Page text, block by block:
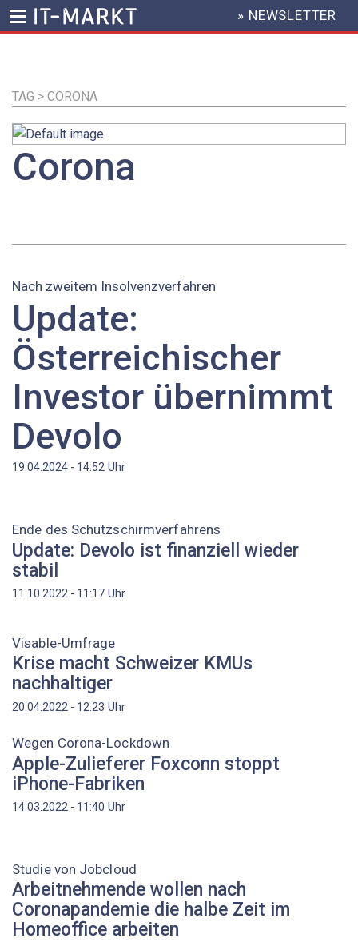
Inhalt
HEADER
MENU
» NEWSLETTER
TAG > CORONA
Corona
Nach zweitem Insolvenzverfahren
Update:
Österreichischer
Investor übernimmt
Devolo
19.04.2024 - 14:52 Uhr
Ende des Schutzschirmverfahrens
Update: Devolo ist finanziell wieder
stabil
11.10.2022 - 11:17 Uhr
Visable-Umfrage
Krise macht Schweizer KMUs
nachhaltiger
20.04.2022 - 12:23 Uhr
Wegen Corona-Lockdown
Apple-Zulieferer Foxconn stoppt
iPhone-Fabriken
14.03.2022 - 11:40 Uhr
Studie von Jobcloud
Arbeitnehmende wollen nach
Coronapandemie die halbe Zeit im
Homeoffice arbeiten